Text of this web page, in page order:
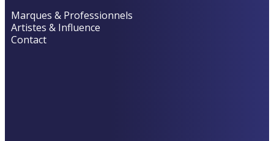
Marques & Professionnels
Artistes & Influence
Contact